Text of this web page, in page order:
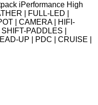
iPerformance High
| FULL-LED |
| CAMERA | HIFI-
PADDLES |
UP | PDC | CRUISE |